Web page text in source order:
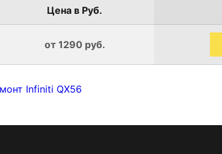
Цена в Руб.
от 1290 руб.
Infiniti QX56